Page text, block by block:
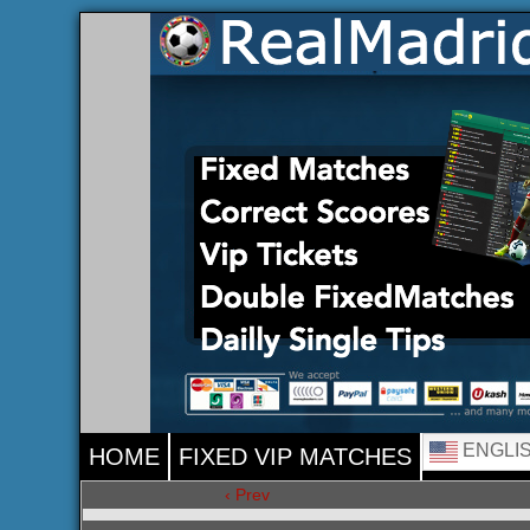
HOME FIXED VIP MATCHES
‹ Prev